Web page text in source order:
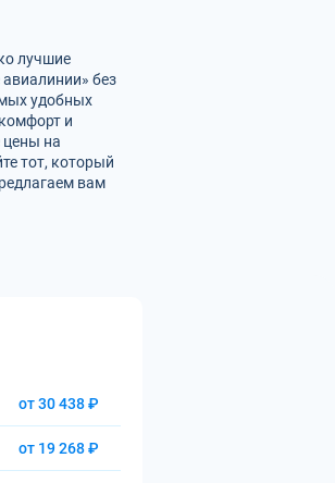
лучшие
без
удобных
и
цены на
тот, который
вам
от 30 438 ₽
от 19 268 ₽